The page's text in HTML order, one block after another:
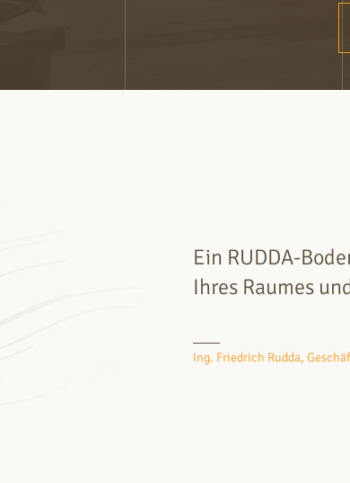
Ein RUDDA-
Ihres Raumes
Ing. Friedrich Rudda,